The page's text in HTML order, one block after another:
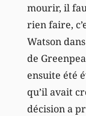
mourir, il
rien faire,
Watson
de
ensuite été
qu’il avait
décision a